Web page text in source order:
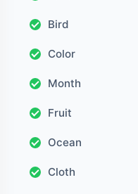
Bird
Color
Month
Fruit
Ocean
Cloth